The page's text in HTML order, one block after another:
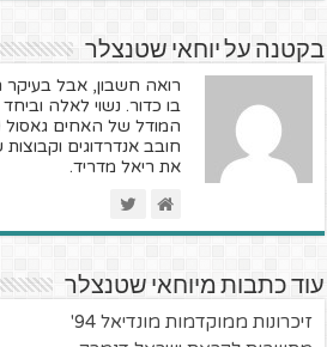
בקטנה על יוחאי שטנצלר
רואה חשבון, אבל בעיקר
בו כדור. נשוי לאלה
המודל של האחים גאסול
חובב אנדרדוגים
את ריאל מדריד.
עוד כתבות מיוחאי שטנצלר
זיכרונות ממוקדמות מונדיאל 94'